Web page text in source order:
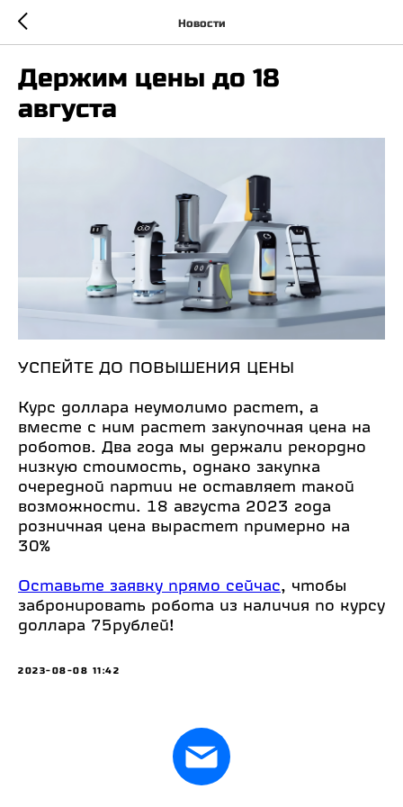
Новости
Держим цены до 18
августа
УСПЕЙТЕ ДО ПОВЫШЕНИЯ ЦЕНЫ
Курс доллара неумолимо растет, а
вместе с ним растет закупочная цена на
роботов. Два года мы держали рекордно
низкую стоимость, однако закупка
очередной партии не оставляет такой
возможности. 18 августа 2023 года
розничная цена вырастет примерно на
30%
Оставьте заявку прямо сейчас, чтобы
забронировать робота из наличия по курсу
доллара 75рублей!
2023-08-08 11:42